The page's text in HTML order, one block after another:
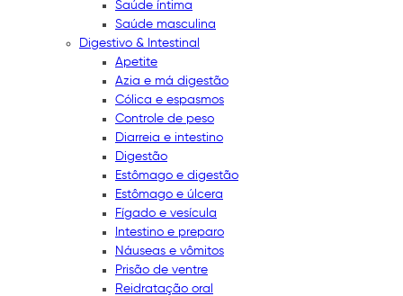
Saúde íntima
Saúde masculina
Digestivo & Intestinal
Apetite
Azia e má digestão
Cólica e espasmos
Controle de peso
Diarreia e intestino
Digestão
Estômago e digestão
Estômago e úlcera
Fígado e vesícula
Intestino e preparo
Náuseas e vômitos
Prisão de ventre
Reidratação oral